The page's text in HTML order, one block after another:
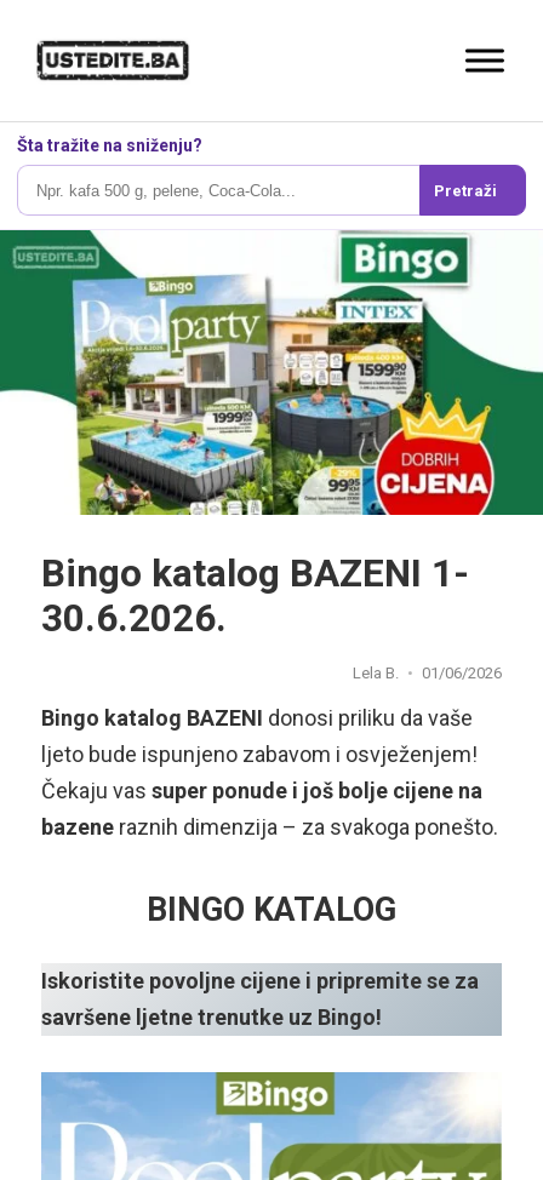
Šta tražite na sniženju?
Pretraži
Bingo katalog BAZENI 1-
30.6.2026.
Lela B. 01/06/2026
Bingo katalog BAZENI donosi priliku da vaše
ljeto bude ispunjeno zabavom i osvježenjem!
Čekaju vas super ponude i još bolje cijene na
bazene raznih dimenzija – za svakoga ponešto.
BINGO KATALOG
Iskoristite povoljne cijene i pripremite se za
savršene ljetne trenutke uz Bingo!